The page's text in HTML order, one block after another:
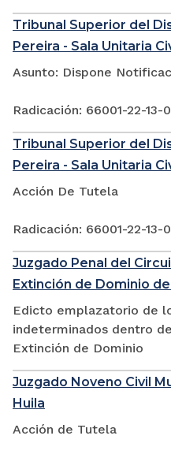
Tribunal Superior del
Pereira - Sala Unitaria
Asunto: Dispone
Radicación: 66001-22-
Tribunal Superior del
Pereira - Sala Unitaria
Acción De Tutela
Radicación: 66001-22-
Juzgado Penal del
Extinción de Dominio
Edicto emplazatorio de
indeterminados dentro
Extinción de Dominio
Juzgado Noveno Civil
Huila
Acción de Tutela